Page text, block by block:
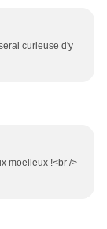
curieuse d'y
moelleux !<br />